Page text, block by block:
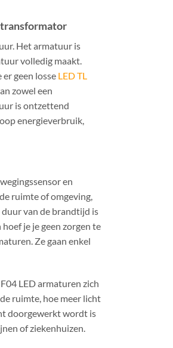
transformator
Het armatuur is
volledig maakt.
geen losse LED TL
zowel een
is ontzettend
energieverbruik,
en
ruimte of omgeving,
van de brandtijd is
je je geen zorgen te
Ze gaan enkel
LED armaturen zich
ruimte, hoe meer licht
doorgewerkt wordt is
of ziekenhuizen.